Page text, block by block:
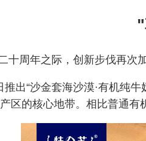
十周年之际，创新步伐再次加
推出“沙金套海沙漠·有机纯牛
区的核心地带。相比普通